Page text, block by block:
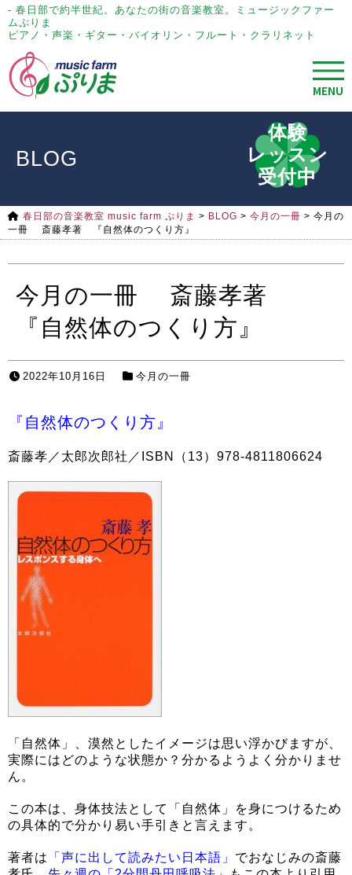
- 春日部で約半世紀。あなたの街の音楽教室。ミュージックファー
ムぷりま
ピアノ・声楽・ギター・バイオリン・フルート・クラリネット
MENU
BLOG
春日部の音楽教室 music farm ぷりま > BLOG > 今月の一冊 > 今月の
一冊 斎藤孝著 『自然体のつくり方』
今月の一冊 斎藤孝著
『自然体のつくり方』
2022年10月16日 今月の一冊
『自然体のつくり方』
斎藤孝／太郎次郎社／ ISBN（13） 978-4811806624
「自然体」、漠然としたイメージは思い浮かびますが、
実際にはどのような状態か？分かるようよく分かりませ
ん。
この本は、身体技法として「自然体」を身につけるため
の具体的で分かり易い手引きと言えます。
著者は 「声に出して読みたい日本語」 でおなじみの斎藤
体験
レッスン
受付中